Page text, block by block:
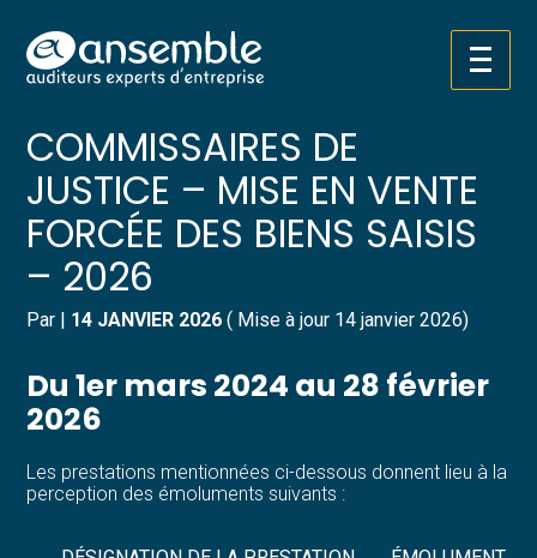
Aller
au
Créer et reprendre une activité
Gérer votre quotidien
Piloter votre entreprise
Développer votre entreprise
Construire votre patrimoine
Structurer votre croissance
Être prêt pour la facturation
Pilotez votre gestion
Suivre votre comptabilité
Gérer vos ressources humaines
Dématérialiser vos documents
TARIFS DES
COMMISSAIRES DE
JUSTICE – MISE EN VENTE
FORCÉE DES BIENS SAISIS
– 2026
Par | 14 JANVIER 2026 ( Mise à jour 14 janvier 2026)
Du 1er mars 2024 au 28 février
2026
Les prestations mentionnées ci-dessous donnent lieu à la
perception des émoluments suivants :